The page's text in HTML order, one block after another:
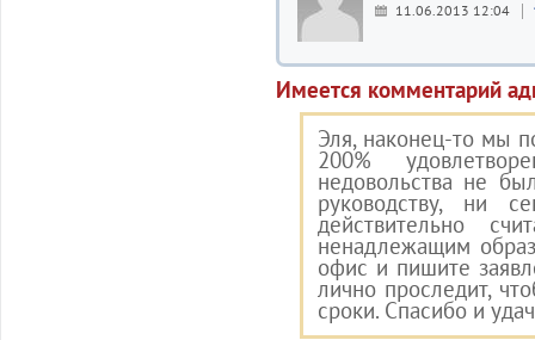
11.06.2013 12:04
Имеется комментарий
Эля, наконец-то мы
200%
недовольства не
руководству, ни
действительно
ненадлежащим
офис и пишите
лично проследит,
сроки. Спасибо и